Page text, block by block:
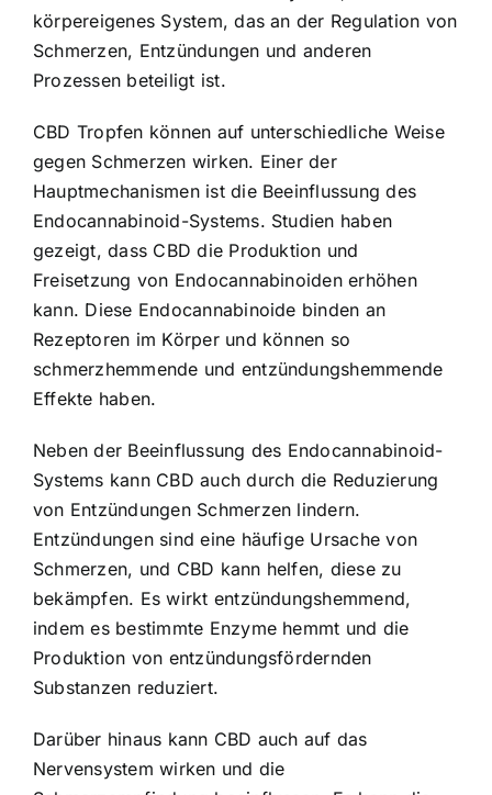
körpereigenes System, das an der Regulation von
Schmerzen, Entzündungen und anderen
Prozessen beteiligt ist.
CBD Tropfen können auf unterschiedliche Weise
gegen Schmerzen wirken. Einer der
Hauptmechanismen ist die Beeinflussung des
Endocannabinoid-Systems. Studien haben
gezeigt, dass CBD die Produktion und
Freisetzung von Endocannabinoiden erhöhen
kann. Diese Endocannabinoide binden an
Rezeptoren im Körper und können so
schmerzhemmende und entzündungshemmende
Effekte haben.
Neben der Beeinflussung des Endocannabinoid-
Systems kann CBD auch durch die Reduzierung
von Entzündungen Schmerzen lindern.
Entzündungen sind eine häufige Ursache von
Schmerzen, und CBD kann helfen, diese zu
bekämpfen. Es wirkt entzündungshemmend,
indem es bestimmte Enzyme hemmt und die
Produktion von entzündungsfördernden
Substanzen reduziert.
Darüber hinaus kann CBD auch auf das
Nervensystem wirken und die